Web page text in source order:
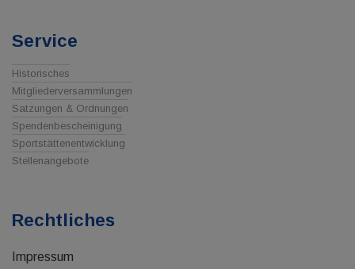
Service
Historisches
Mitgliederversammlungen
Satzungen & Ordnungen
Spendenbescheinigung
Sportstättenentwicklung
Stellenangebote
Rechtliches
Impressum